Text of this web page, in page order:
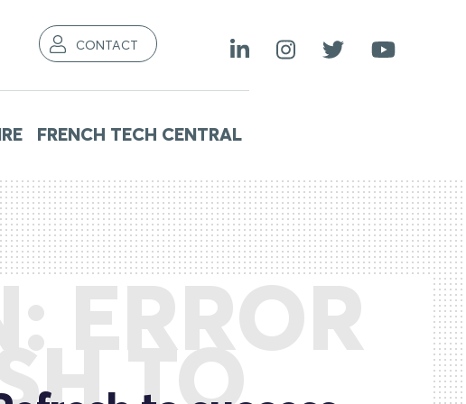
CONTACT
FRENCH TECH CENTRAL
ERROR